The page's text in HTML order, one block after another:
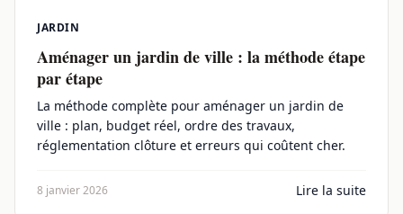
JARDIN
Aménager un jardin de ville : la méthode étape
par étape
La méthode complète pour aménager un jardin de
ville : plan, budget réel, ordre des travaux,
réglementation clôture et erreurs qui coûtent cher.
8 janvier 2026 Lire la suite